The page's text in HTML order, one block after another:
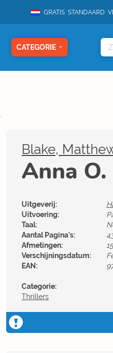
GRATIS STANDAARD
CATEGORIE
Blake,
Anna O.
Uitgeverij:
Uitvoering:
Taal:
Aantal Pagina's:
Afmetingen:
Verschijningsdatum:
EAN:
Categorie:
Thrillers